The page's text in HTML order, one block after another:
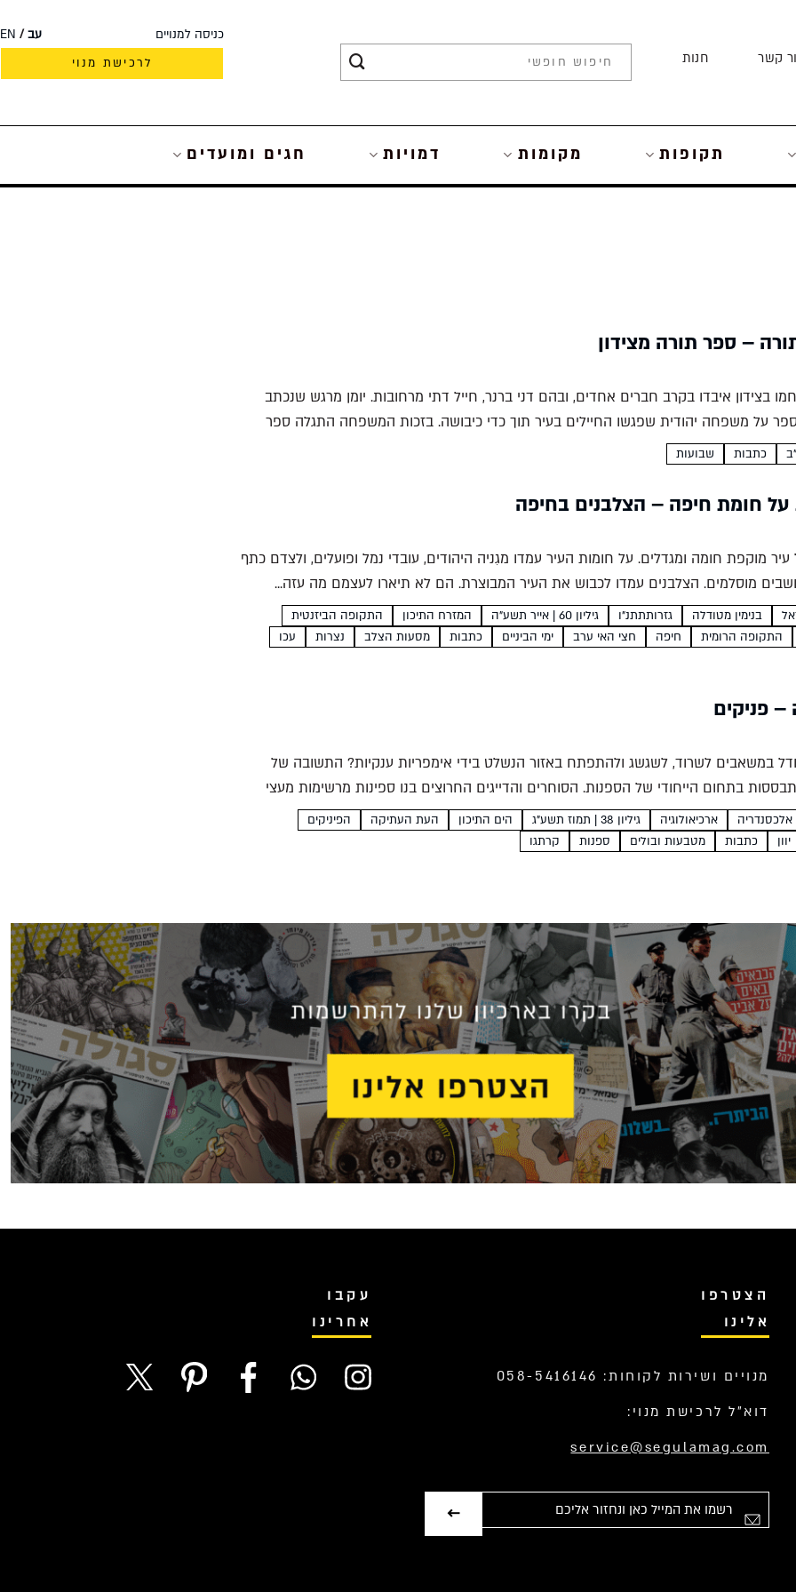
קשר חנות
כניסה למנויים עב
EN
לרכישת מנוי
תקופות מקומות דמויות חגים ומועדים
– ספר תורה מצידון
בצידון איבדו בקרב חברים אחדים, ובהם דני ברנר, חייל דתי מרחובות. יומן מרגש שנכתב
על משפחה יהודית שפגשו החיילים בעיר תוך כדי כיבושה. בזכות המשפחה התגלה ספר
כתבות שבועות
על חומת חיפה – הצלבנים בחיפה
מוקפת חומה ומגדלים. על חומות העיר עמדו מגִניה היהודים, עובדי נמל ופועלים, ולצדם כתף
מוסלמים. הצלבנים עמדו לכבוש את העיר המבוצרת. הם לא תיארו לעצמם מה עזה...
בנימין מטודלה גזרותתתנ"ו גיליון 60 | אייר תשע"ה המזרח התיכון
התקופה הביזנטית
התקופה הרומית חיפה חצי האי ערב ימי הביניים כתבות מסעות הצלב נצרות
עכו
פניקים
במשאבים לשרוד, לשגשג ולהתפתח באזור הנשלט בידי אימפריות ענקיות? התשובה של
בתחום הייחודי של הספנות. הסוחרים והדייגים החרוצים בנו ספינות מרשימות מעצי
הלבנון...אלכסנדריה ארכיאולוגיה גיליון 38 | תמוז תשע"ג הים התיכון העת העתיקה
הפיניקים
יוון כתבות מטבעות ובולים ספנות קרתגו
הצטרפו
אלינו
מנויים ושירות לקוחות: 058-5416146
דוא”ל לרכישת מנוי:
service@segulamag.com
עקבו
אחרינו